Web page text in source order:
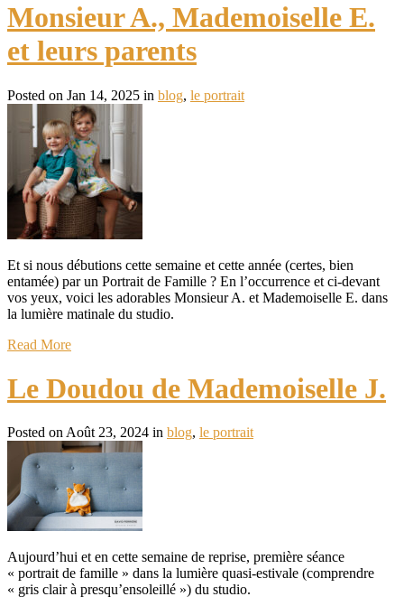
Monsieur A., Mademoiselle E.
et leurs parents
Posted on Jan 14, 2025 in blog, le portrait
Et si nous débutions cette semaine et cette année (certes, bien
entamée) par un Portrait de Famille ? En l’occurrence et ci-devant
vos yeux, voici les adorables Monsieur A. et Mademoiselle E. dans
la lumière matinale du studio.
Read More
Le Doudou de Mademoiselle J.
Posted on Août 23, 2024 in blog, le portrait
Aujourd’hui et en cette semaine de reprise, première séance
« portrait de famille » dans la lumière quasi-estivale (comprendre
« gris clair à presqu’ensoleillé ») du studio.